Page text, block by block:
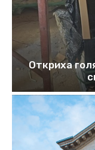
Откриха